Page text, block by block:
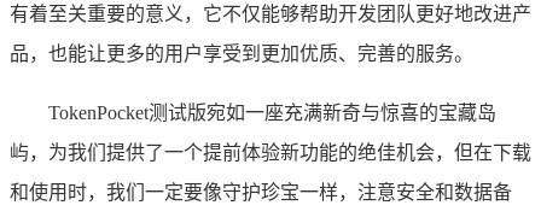
有着至关重要的意义，它不仅能够帮助开发团队更好地改进产
品，也能让更多的用户享受到更加优质、完善的服务。
TokenPocket测试版宛如一座充满新奇与惊喜的宝藏岛
屿，为我们提供了一个提前体验新功能的绝佳机会，但在下载
和使用时，我们一定要像守护珍宝一样，注意安全和数据备